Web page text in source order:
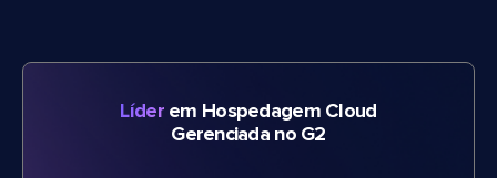
Líderem Hospedagem Cloud
Gerenciada no G2